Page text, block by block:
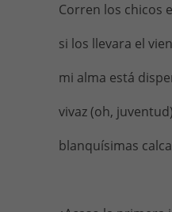
Corren los chicos
si los llevara el
mi alma está
vivaz (oh,
blanquísimas